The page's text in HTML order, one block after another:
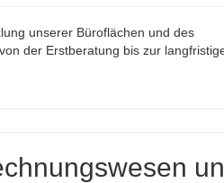
unserer Büroflächen und des
der Erstberatung bis zur